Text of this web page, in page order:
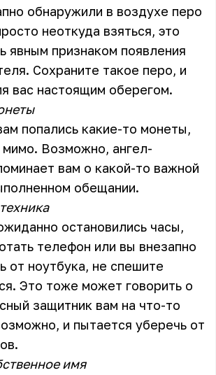
обнаружили в воздухе перо
неоткуда взяться, это
явным признаком появления
Сохраните такое перо, и
вас настоящим оберегом.
попались какие-то монеты,
мимо. Возможно, ангел-
вам о какой-то важной
обещании.
остановились часы,
телефон или вы внезапно
от ноутбука, не спешите
Это тоже может говорить о
защитник вам на что-то
и пытается уберечь от
имя